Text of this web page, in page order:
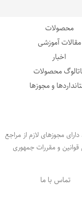
محصولات
مقالات آموزشی
اخبار
محصولات
و مجوزها
تماس با ما
مجوزهای لازم از مراجع
و مقررات جمهوری